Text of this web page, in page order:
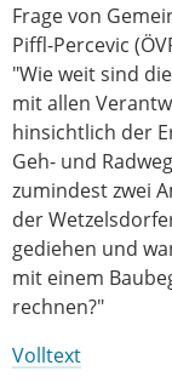
Frage von
Piffl-Percevic
"Wie weit sind
mit allen
hinsichtlich der
Geh- und
zumindest zwei
der
gediehen und
mit einem
rechnen?"
Volltext